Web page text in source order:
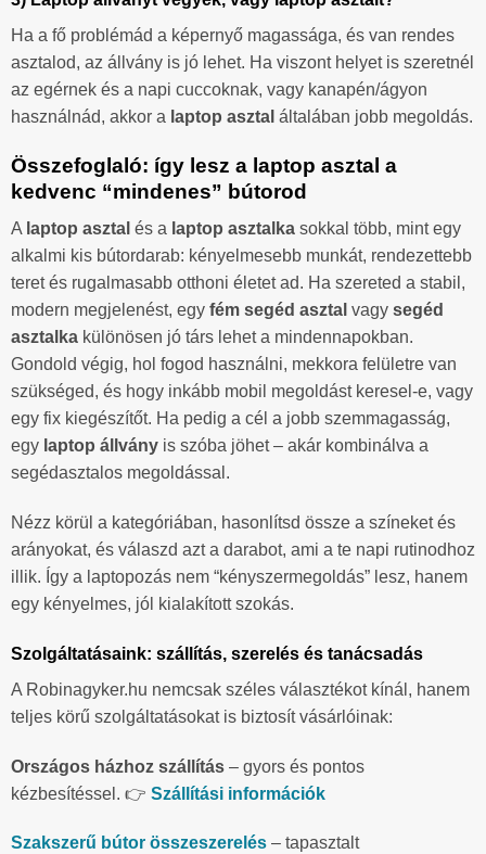
Ha a fő problémád a képernyő magassága, és van rendes
asztalod, az állvány is jó lehet. Ha viszont helyet is szeretnél
az egérnek és a napi cuccoknak, vagy kanapén/ágyon
használnád, akkor a laptop asztal általában jobb megoldás.
Összefoglaló: így lesz a laptop asztal a
kedvenc “mindenes” bútorod
A laptop asztal és a laptop asztalka sokkal több, mint egy
alkalmi kis bútordarab: kényelmesebb munkát, rendezettebb
teret és rugalmasabb otthoni életet ad. Ha szereted a stabil,
modern megjelenést, egy fém segéd asztal vagy segéd
asztalka különösen jó társ lehet a mindennapokban.
Gondold végig, hol fogod használni, mekkora felületre van
szükséged, és hogy inkább mobil megoldást keresel-e, vagy
egy fix kiegészítőt. Ha pedig a cél a jobb szemmagasság,
egy laptop állvány is szóba jöhet – akár kombinálva a
segédasztalos megoldással.
Nézz körül a kategóriában, hasonlítsd össze a színeket és
arányokat, és válaszd azt a darabot, ami a te napi rutinodhoz
illik. Így a laptopozás nem “kényszermegoldás” lesz, hanem
egy kényelmes, jól kialakított szokás.
Szolgáltatásaink: szállítás, szerelés és tanácsadás
A Robinagyker.hu nemcsak széles választékot kínál, hanem
teljes körű szolgáltatásokat is biztosít vásárlóinak:
Országos házhoz szállítás – gyors és pontos
kézbesítéssel. 👉 Szállítási információk
Szakszerű bútor összeszerelés – tapasztalt